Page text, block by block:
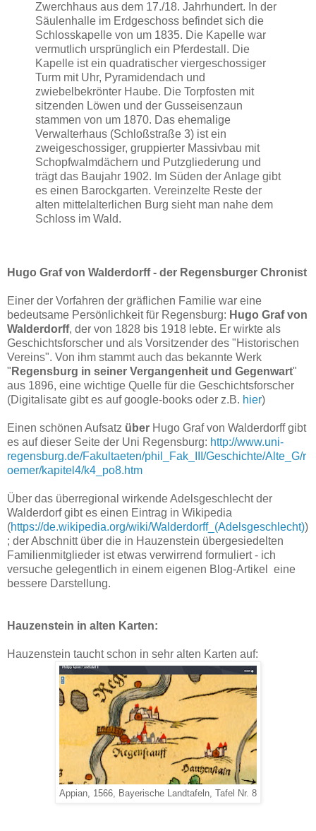
Zwerchhaus aus dem 17./18. Jahrhundert. In der
Säulenhalle im Erdgeschoss befindet sich die
Schlosskapelle von um 1835. Die Kapelle war
vermutlich ursprünglich ein Pferdestall. Die
Kapelle ist ein quadratischer viergeschossiger
Turm mit Uhr, Pyramidendach und
zwiebelbekrönter Haube. Die Torpfosten mit
sitzenden Löwen und der Gusseisenzaun
stammen von um 1870. Das ehemalige
Verwalterhaus (Schloßstraße 3) ist ein
zweigeschossiger, gruppierter Massivbau mit
Schopfwalmdächern und Putzgliederung und
trägt das Baujahr 1902. Im Süden der Anlage gibt
es einen Barockgarten. Vereinzelte Reste der
alten mittelalterlichen Burg sieht man nahe dem
Schloss im Wald.
Hugo Graf von Walderdorff - der Regensburger Chronist
Einer der Vorfahren der gräflichen Familie war eine
bedeutsame Persönlichkeit für Regensburg: Hugo Graf von
Walderdorff, der von 1828 bis 1918 lebte. Er wirkte als
Geschichtsforscher und als Vorsitzender des "Historischen
Vereins". Von ihm stammt auch das bekannte Werk
" Regensburg in seiner Vergangenheit und Gegenwart"
aus 1896, eine wichtige Quelle für die Geschichtsforscher
(Digitalisate gibt es auf google-books oder z.B. hier)
Einen schönen Aufsatz über Hugo Graf von Walderdorff gibt
es auf dieser Seite der Uni Regensburg: http://www.uni-
regensburg.de/Fakultaeten/phil_Fak_III/Geschichte/Alte_G/r
oemer/kapitel4/k4_po8.htm
Über das überregional wirkende Adelsgeschlecht der
Walderdorf gibt es einen Eintrag in Wikipedia
(https://de.wikipedia.org/wiki/Walderdorff_(Adelsgeschlecht))
; der Abschnitt über die in Hauzenstein übergesiedelten
Familienmitglieder ist etwas verwirrend formuliert - ich
versuche gelegentlich in einem eigenen Blog-Artikel eine
bessere Darstellung.
Hauzenstein in alten Karten:
Hauzenstein taucht schon in sehr alten Karten auf:
Appian, 1566, Bayerische Landtafeln, Tafel Nr. 8